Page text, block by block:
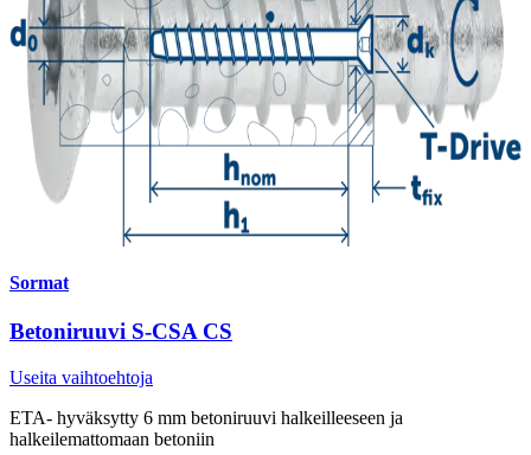
Sormat
Betoniruuvi S-CSA CS
Useita vaihtoehtoja
ETA- hyväksytty 6 mm betoniruuvi halkeilleeseen ja
halkeilemattomaan betoniin